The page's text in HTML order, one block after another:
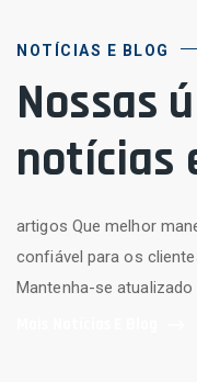
NOTÍCIAS E BLOG
Nossas
notícias
artigos Que melhor
confiável para os
Mantenha-se